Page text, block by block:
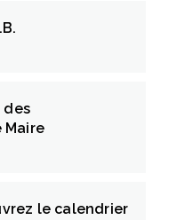
des
Maire
le calendrier